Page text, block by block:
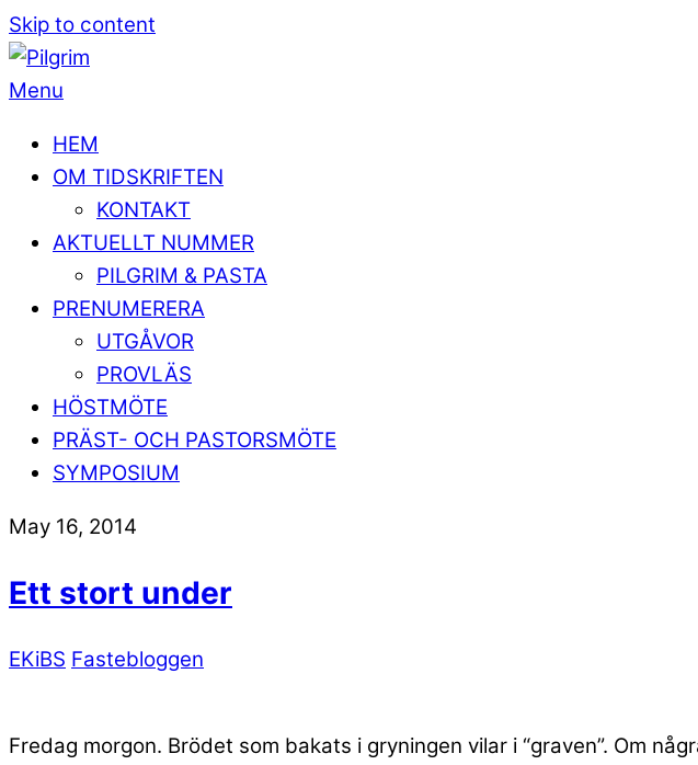
Skip to content
Menu
HEM
OM TIDSKRIFTEN
KONTAKT
AKTUELLT NUMMER
PILGRIM & PASTA
PRENUMERERA
UTGÅVOR
PROVLÄS
HÖSTMÖTE
PRÄST- OCH PASTORSMÖTE
SYMPOSIUM
May 16, 2014
Ett stort under
EKiBS Fastebloggen
Fredag morgon. Brödet som bakats i gryningen vilar i “graven”. Om